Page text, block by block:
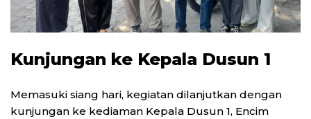
Kunjungan ke Kepala Dusun 1
Memasuki siang hari, kegiatan dilanjutkan dengan
kunjungan ke kediaman Kepala Dusun 1, Encim